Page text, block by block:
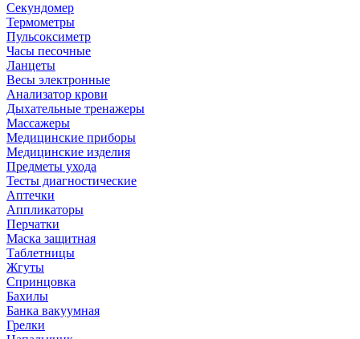
Секундомер
Термометры
Пульсоксиметр
Часы песочные
Ланцеты
Весы электронные
Анализатор крови
Дыхательные тренажеры
Массажеры
Медицинские приборы
Медицинские изделия
Предметы ухода
Тесты диагностические
Аптечки
Аппликаторы
Перчатки
Маска защитная
Таблетницы
Жгуты
Спринцовка
Бахилы
Банка вакуумная
Грелки